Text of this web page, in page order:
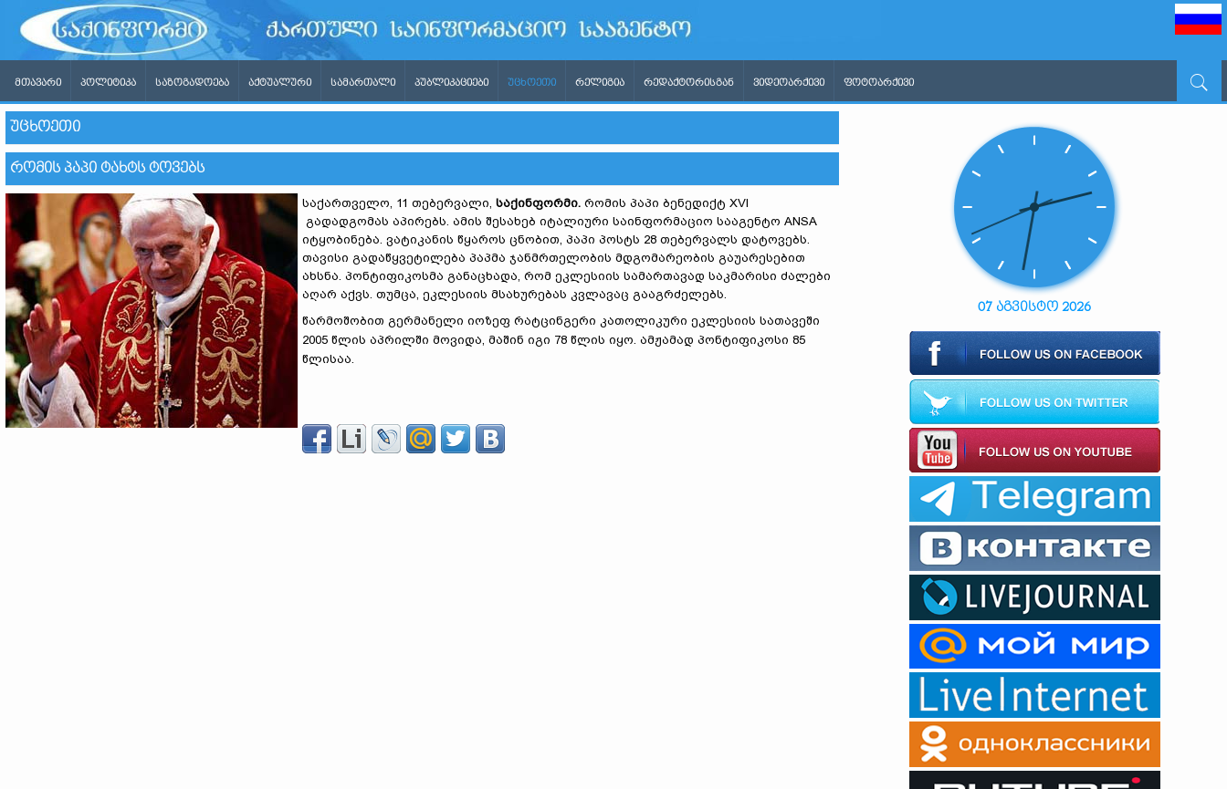
ᲛᲗᲐᲕᲐᲠᲘ ᲞᲝᲚᲘᲢᲘᲙᲐ ᲡᲐᲖᲝᲒᲐᲓᲝᲔᲑᲐ ᲐᲥᲢᲣᲐᲚᲣᲠᲘ ᲡᲐᲛᲐᲠᲗᲐᲚᲘ ᲞᲣᲑᲚᲘᲙᲐᲪᲘᲔᲑᲘ ᲣᲪᲮᲝᲔᲗᲘ ᲠᲔᲚᲘᲒᲘᲐ ᲠᲔᲓᲐᲥᲢᲝᲠᲘᲡᲒᲐᲜ ᲕᲘᲓᲔᲝᲐᲠᲥᲘᲕᲘ ᲤᲝᲢᲝᲐᲠᲥᲘᲕᲘ
ᲣᲪᲮᲝᲔᲗᲘ
ᲠᲝᲛᲘᲡ ᲞᲐᲞᲘ ᲢᲐᲮᲢᲡ ᲢᲝᲕᲔᲑᲡ
საქართველო, 11 თებერვალი, საქინფორმი. რომის პაპი ბენედიქტ XVI
გადადგომას აპირებს. ამის შესახებ იტალიური საინფორმაციო სააგენტო ANSA
იტყობინება. ვატიკანის წყაროს ცნობით, პაპი პოსტს 28 თებერვალს დატოვებს.
თავისი გადაწყვეტილება პაპმა ჯანმრთელობის მდგომარეობის გაუარესებით
ახსნა. პონტიფიკოსმა განაცხადა, რომ ეკლესიის სამართავად საკმარისი ძალები
აღარ აქვს. თუმცა, ეკლესიის მსახურებას კვლავაც გააგრძელებს.
წარმოშობით გერმანელი იოზეფ რატცინგერი კათოლიკური ეკლესიის სათავეში
2005 წლის აპრილში მოვიდა, მაშინ იგი 78 წლის იყო. ამჟამად პონტიფიკოსი 85
წლისაა.
07 აგვისტო 2026